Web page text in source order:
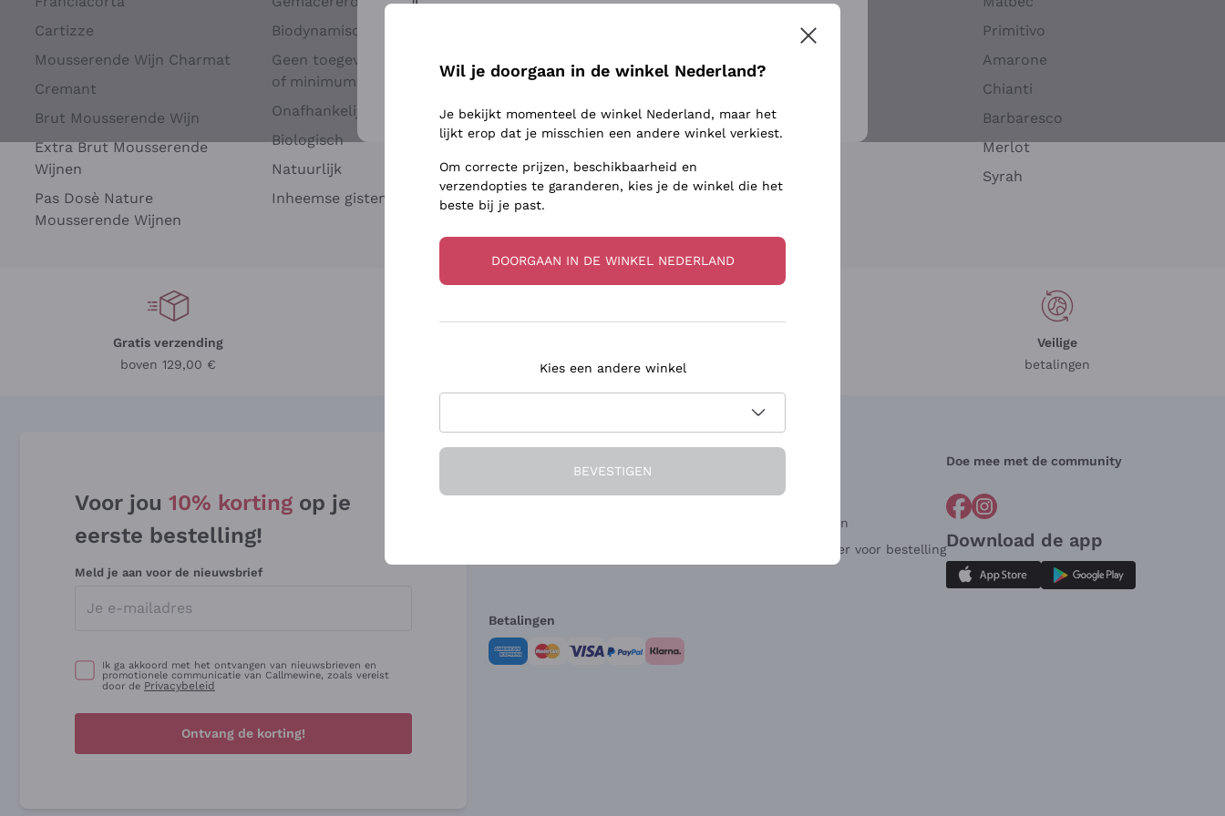
Cartizze
Mousserende Wijn Charmat
Cremant
Brut Mousserende Wijn
Extra Brut Mousserende
Wijnen
Pas Dosè Nature
Mousserende Wijnen
Biodynamisch
Geen toegevoegde sulfieten
of minimum
Onafhankelijke Wijnbouwers
Biologisch
Natuurlijk
Inheemse gisten
Argiolas
Ca' dei Frati
Chardonnay
Sauvignon
Primitivo
Amarone
Chianti
Barbaresco
Merlot
Syrah
Gratis verzending
boven 129,00 €
Veilige
betalingen
Voor jou 10% korting op je
eerste bestelling!
Meld je aan voor de nieuwsbrief
Ik ga akkoord met het ontvangen van nieuwsbrieven en
promotionele communicatie van Callmewine, zoals vereist
door de Privacybeleid
Ontvang de korting!
Over ons
Klantenservice
Verkoopvoorwaarden
Herroepingsformulier voor bestelling
Doe mee met de community
Download de app
Betalingen
Voor meer informatie, lees onzePrivacybeleid
Wil je doorgaan in de winkel Nederland?
Je bekijkt momenteel de winkel Nederland, maar het
lijkt erop dat je misschien een andere winkel verkiest.
Om correcte prijzen, beschikbaarheid en
verzendopties te garanderen, kies je de winkel die het
beste bij je past.
DOORGAAN IN DE WINKEL NEDERLAND
Kies een andere winkel
BEVESTIGEN